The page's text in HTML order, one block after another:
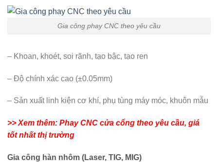
Gia công phay CNC theo yêu cầu
– Khoan, khoét, soi rãnh, tạo bậc, tạo ren
– Độ chính xác cao (±0.05mm)
– Sản xuất linh kiện cơ khí, phụ tùng máy móc, khuôn mẫu
>> Xem thêm: Phay CNC cửa cổng theo yêu cầu, giá
tốt nhất thị trường
Gia công hàn nhôm (Laser, TIG, MIG)